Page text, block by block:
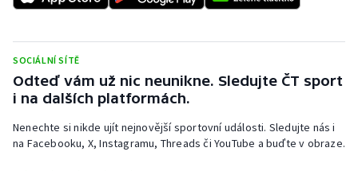
SOCIÁLNÍ SÍTĚ
Odteď vám už nic neunikne. Sledujte ČT sport
i na dalších platformách.
Nenechte si nikde ujít nejnovější sportovní události. Sledujte nás i
na Facebooku, X, Instagramu, Threads či YouTube a buďte v obraze.